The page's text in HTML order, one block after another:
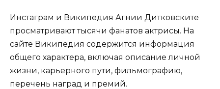
Инстаграм и Википедия Агнии Дитковските
просматривают тысячи фанатов актрисы. На
сайте Википедия содержится информация
общего характера, включая описание личной
жизни, карьерного пути, фильмографию,
перечень наград и премий.